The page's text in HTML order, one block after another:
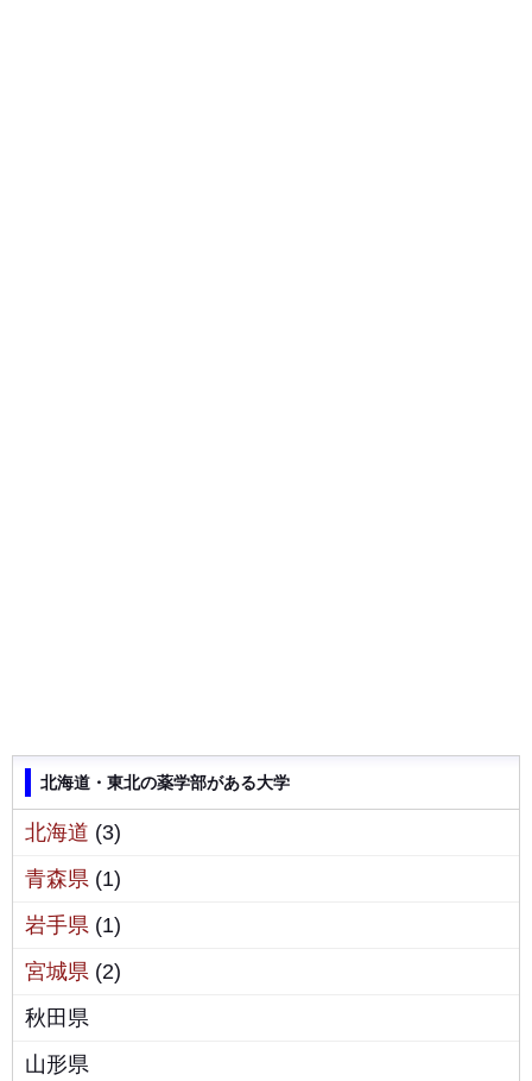
北海道・東北の薬学部がある大学
北海道 (3)
青森県 (1)
岩手県 (1)
宮城県 (2)
秋田県
山形県